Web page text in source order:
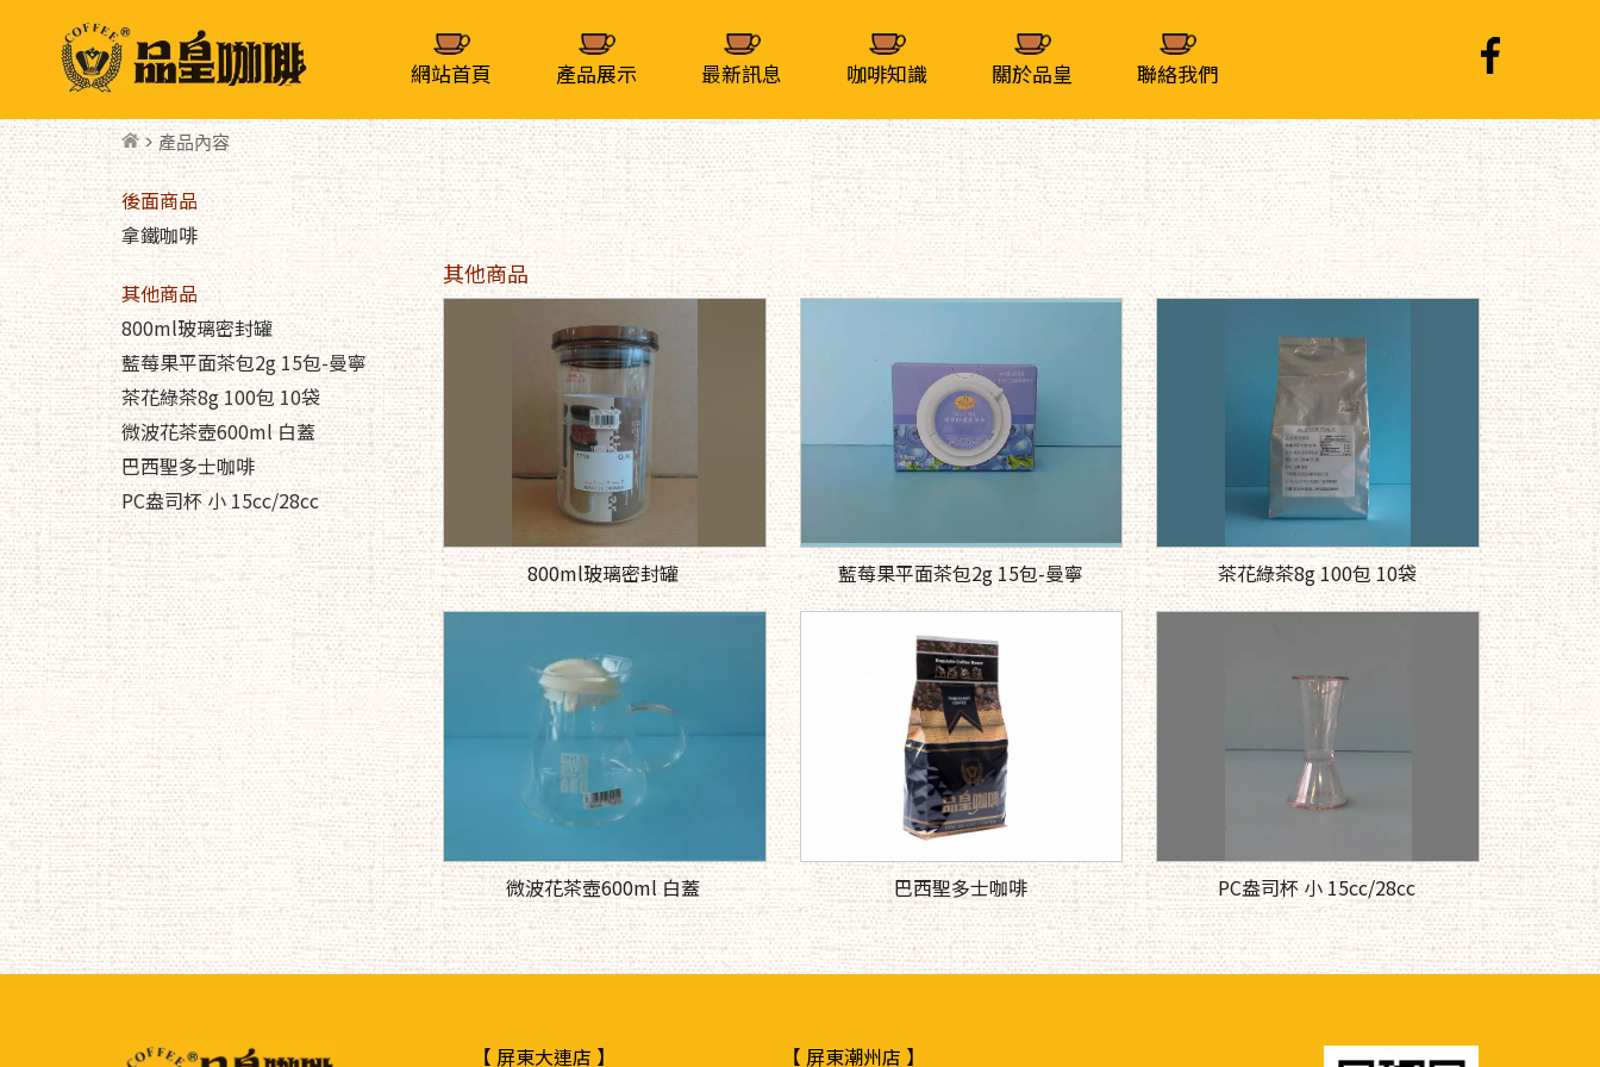
網站首頁 產品展示 最新訊息 咖啡知識 關於品皇 聯絡我們
> 產品內容
後面商品
拿鐵咖啡
其他商品
800ml玻璃密封罐
藍莓果平面茶包2g 15包-曼寧
茶花綠茶8g 100包 10袋
微波花茶壺600ml 白蓋
巴西聖多士咖啡
PC盎司杯 小 15cc/28cc
其他商品
800ml玻璃密封罐 藍莓果平面茶包2g 15包-曼寧 茶花綠茶8g 100包 10袋
微波花茶壺600ml 白蓋 巴西聖多士咖啡 PC盎司杯 小 15cc/28cc
【 屏東大連店 】 【 屏東潮州店 】